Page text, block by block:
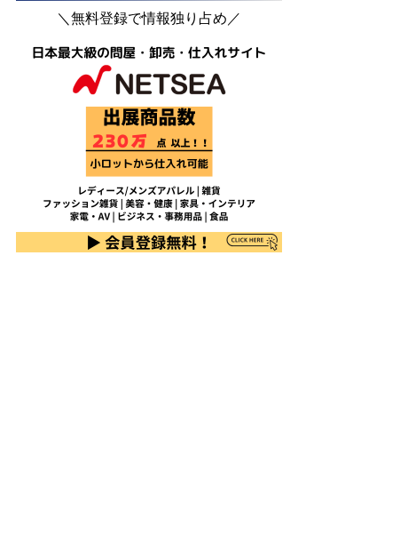
＼無料登録で情報独り占め／